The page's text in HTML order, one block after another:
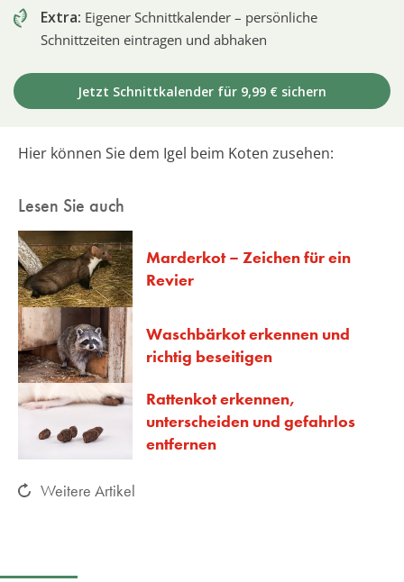
Extra: Eigener Schnittkalender – persönliche
Schnittzeiten eintragen und abhaken
Jetzt Schnittkalender für 9,99 € sichern
Hier können Sie dem Igel beim Koten zusehen:
Lesen Sie auch
Marderkot – Zeichen für ein
Revier
Waschbärkot erkennen und
richtig beseitigen
Rattenkot erkennen,
unterscheiden und gefahrlos
entfernen
Weitere Artikel